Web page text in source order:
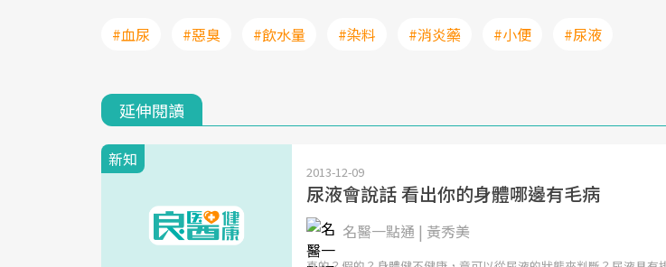
#血尿 #惡臭 #飲水量 #染料 #消炎藥 #小便 #尿液
延伸閱讀
新知
2013-12-09
尿液會說話 看出你的身體哪邊有毛病
名醫一點通 | 黃秀美